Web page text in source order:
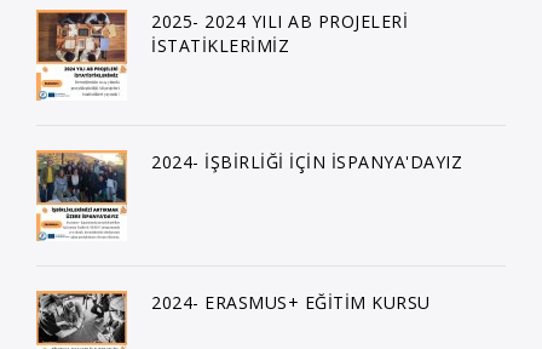
2025- 2024 YILI AB PROJELERİ
İSTATİKLERİMİZ
2024- İŞBİRLİĞİ İÇİN İSPANYA'DAYIZ
2024- ERASMUS+ EĞİTİM KURSU